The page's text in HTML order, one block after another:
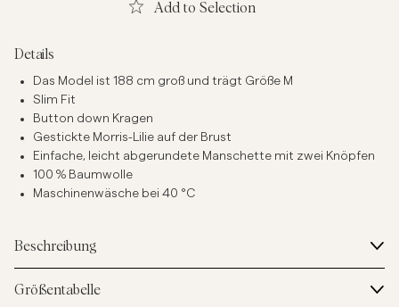
Add to Selection
Details
Das Model ist 188 cm groß und trägt Größe M
Slim Fit
Button down Kragen
Gestickte Morris-Lilie auf der Brust
Einfache, leicht abgerundete Manschette mit zwei Knöpfen
100 % Baumwolle
Maschinenwäsche bei 40 °C
Beschreibung
Größentabelle